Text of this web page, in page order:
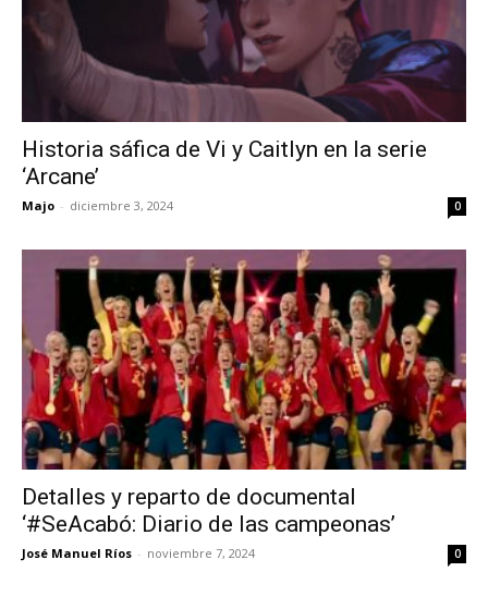
Historia sáfica de Vi y Caitlyn en la serie
‘Arcane’
Majo - diciembre 3, 2024 0
Detalles y reparto de documental
‘#SeAcabó: Diario de las campeonas’
José Manuel Ríos - noviembre 7, 2024 0